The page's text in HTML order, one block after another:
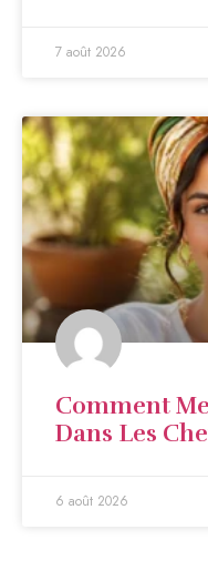
7 août 2026
Comment
Dans Les
6 août 2026